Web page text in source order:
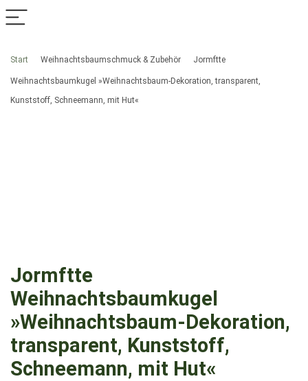
Start Weihnachtsbaumschmuck & Zubehör Jormftte
Weihnachtsbaumkugel »Weihnachtsbaum-Dekoration, transparent,
Kunststoff, Schneemann, mit Hut«
Jormftte
Weihnachtsbaumkugel
»Weihnachtsbaum-Dekoration,
transparent, Kunststoff,
Schneemann, mit Hut«